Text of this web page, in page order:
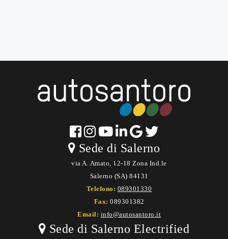
Sede di Salerno
via A. Amato, 12-18 Zona Ind.le
Salerno (SA) 84131
Telefono: 089301330
Fax: 089301382
Email: info@autosantoro.it
Sede di Salerno Electrified